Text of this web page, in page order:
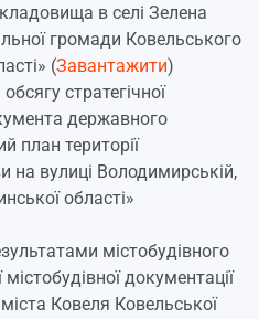
в селі Зелена
громади Ковельського
(Завантажити)
стратегічної
державного
план території
на вулиці Володимирській,
області»
містобудівного
містобудівної документації
Ковеля Ковельської